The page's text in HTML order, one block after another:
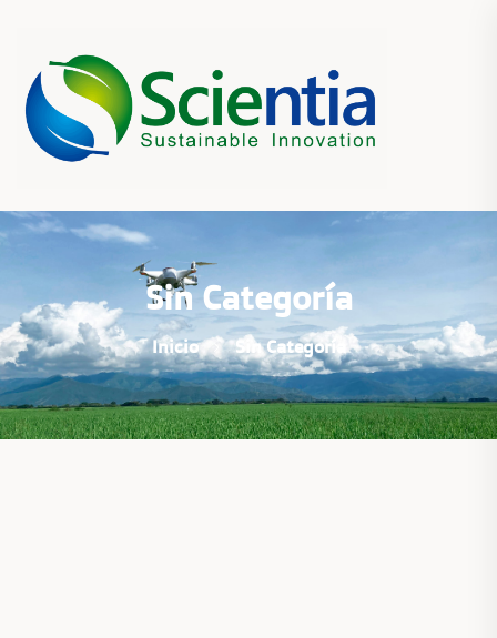
Sin Categoría
Inicio Sin Categoría